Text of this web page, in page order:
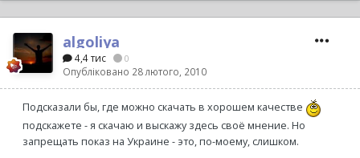
algoliya
4,4 тис 0
Опубліковано 28 лютого, 2010
Подсказали бы, где можно скачать в хорошем качестве
подскажете - я скачаю и выскажу здесь своё мнение. Но
запрещать показ на Украине - это, по-моему, слишком.